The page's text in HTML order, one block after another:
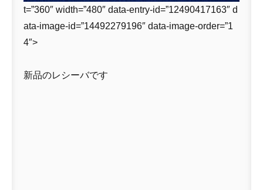
t=”360″ width=”480″ data-entry-id=”12490417163″ d
ata-image-id=”14492279196″ data-image-order=”1
4″>
新品のレシーバです